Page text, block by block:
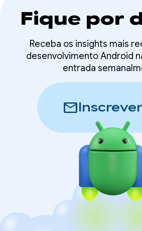
Fique por
Receba os insights mais
desenvolvimento Android
entrada
mail